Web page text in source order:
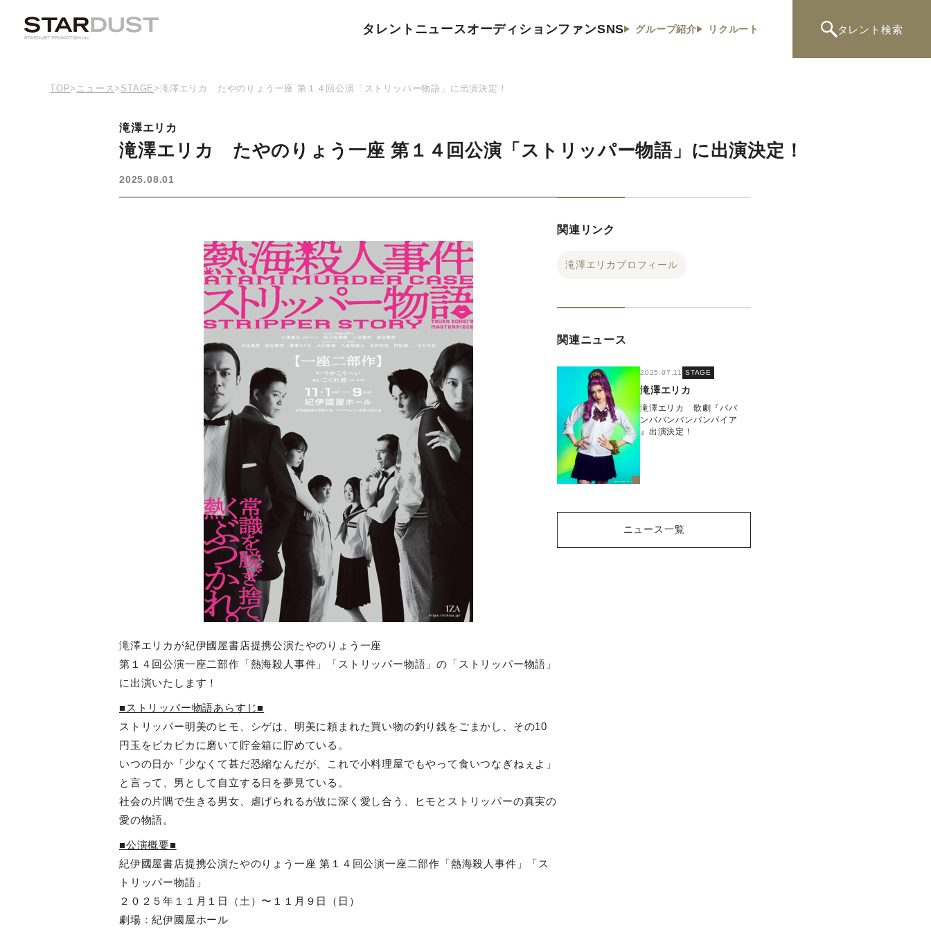
タレント ニュースオーディションファンSNS グループ紹介 リクルート タレント 検索
TOP> ニュース> STAGE>滝澤エリカ たやのりょう一座 第１４回公演「ストリッパー物語」に出演決定！
滝澤エリカ
滝澤エリカ たやのりょう一座 第１４回公演「ストリッパー物語」に出演決定！
2025.08.01
滝澤エリカが紀伊國屋書店提携公演たやのりょう一座
第１４回公演一座二部作「熱海殺人事件」「ストリッパー物語」の「ストリッパー物語」
に出演いたします！
■ストリッパー物語あらすじ■
ストリッパー明美のヒモ、シゲは、明美に頼まれた買い物の釣り銭をごまかし、その10
円玉をピカピカに磨いて貯金箱に貯めている。
いつの日か「少なくて甚だ恐縮なんだが、これで小料理屋でもやって食いつなぎねぇよ」
と言って、男として自立する日を夢見ている。
社会の片隅で生きる男女、虐げられるが故に深く愛し合う、ヒモとストリッパーの真実の
愛の物語。
■公演概要■
紀伊國屋書店提携公演たやのりょう一座 第１４回公演一座二部作「熱海殺人事件」「ス
トリッパー物語」
２０２５年１１月１日（土）〜１１月９日（日）
劇場：紀伊國屋ホール
関連リンク
滝澤エリカプロフィール
関連ニュース
2025.07.11 STAGE
滝澤エリカ
滝澤エリカ 歌劇『ババ
ンババンバンバンパイア
』出演決定！
ニュース一覧